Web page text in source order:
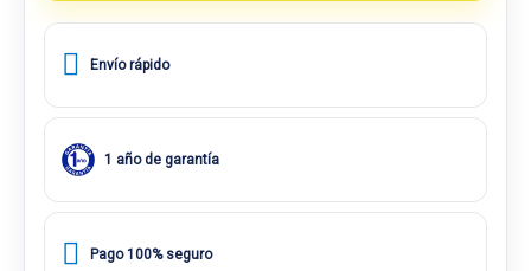
Envío rápido
1 año de garantía
Pago 100% seguro